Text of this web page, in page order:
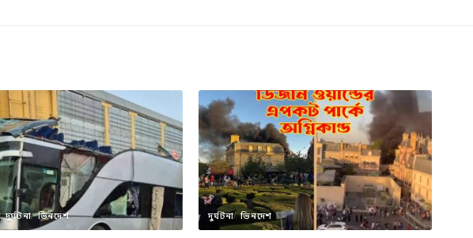
দুর্ঘটনা ভিনদেশ দুর্ঘটনা ভিনদেশ